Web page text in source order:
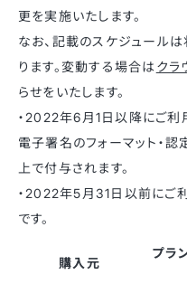
更を実施いたします。
なお、記載のスケジュール
ります。変動する場合は クラ
らせをいたします。
・2022年6月1日以降にご利
電子署名のフォーマット・認
上で付与されます。
・2022年5月31日以前にご
です。
購入元
プラ